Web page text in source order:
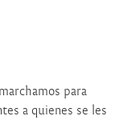
para
a quienes se les